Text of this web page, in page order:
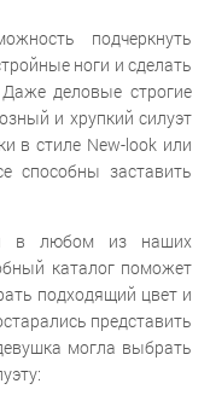
подчеркнуть
ноги и сделать
деловые строгие
и хрупкий силуэт
в стиле New-look или
способны заставить
в любом из наших
каталог поможет
подходящий цвет и
представить
могла выбрать